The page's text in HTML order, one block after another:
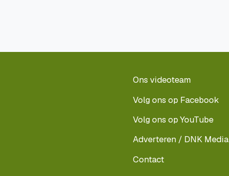
Ons videoteam
Volg ons op Facebook
Volg ons op YouTube
Adverteren / DNK Media
Contact